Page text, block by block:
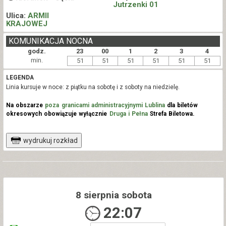
Jutrzenki 01
Ulica: ARMII
KRAJOWEJ
godz. 23 00 1 2 3 4
KOMUNIKACJA NOCNA
min. 51 51 51 51 51 51
LEGENDA
Linia kursuje w noce: z piątku na sobotę i z soboty na niedzielę.
Na obszarze poza granicami administracyjnymi Lublinadla biletów
okresowych obowiązuje wyłącznie Druga i PełnaStrefa Biletowa.
wydrukuj rozkład
8 sierpnia sobota
22:07